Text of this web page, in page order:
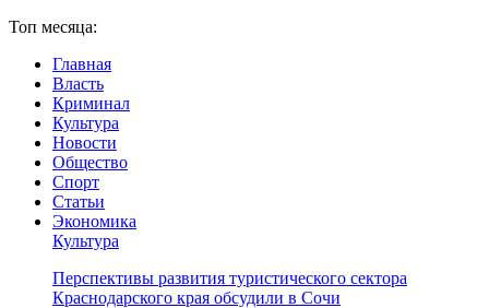
Топ месяца:
Главная
Власть
Криминал
Культура
Новости
Общество
Спорт
Статьи
Экономика
Культура
Перспективы развития туристического сектора
Краснодарского края обсудили в Сочи